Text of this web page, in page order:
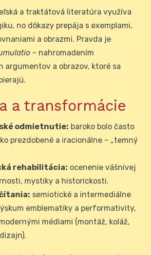
a traktátová literatúra využíva
no dôkazy prepája s exemplami,
a obrazmi. Pravda je
– nahromadením
argumentov a obrazov, ktoré sa
a transformácie
odmietnutie: baroko bolo často
prezdobené a iracionálne – „temný
rehabilitácia: ocenenie vášnivej
mystiky a historickosti.
semiotické a intermediálne
emblematiky a performativity,
médiami (montáž, koláž,